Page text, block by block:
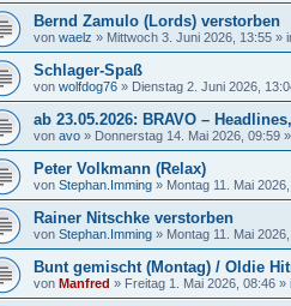
Bernd Zamulo (Lords) verstorben
von waelz » Mittwoch 3. Juni 2026, 13:55 »
Schlager-Spaß
von wolfdog76 » Dienstag 2. Juni 2026,
ab 23.05.2026: BRAVO –
von avo » Donnerstag 14. Mai 2026, 09:59
Peter Volkmann (Relax)
von Stephan.Imming » Montag 11. Mai
Rainer Nitschke verstorben
von Stephan.Imming » Montag 11. Mai
Bunt gemischt (Montag) / Oldie
von Manfred » Freitag 1. Mai 2026, 08:46 »